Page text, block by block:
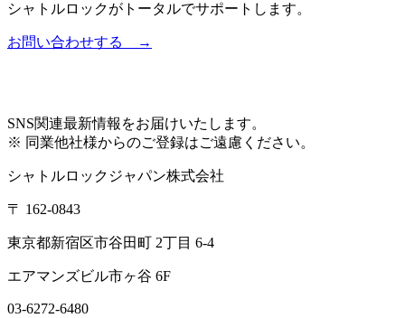
シャトルロックがトータルでサポートします。
お問い合わせする →
SNS関連最新情報をお届けいたします。
※ 同業他社様からのご登録はご遠慮ください。
シャトルロックジャパン株式会社
〒 162-0843
東京都新宿区市谷田町 2丁目 6-4
エアマンズビル市ヶ谷 6F
03-6272-6480